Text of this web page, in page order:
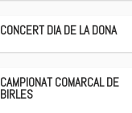
CONCERT DIA DE LA DONA
CAMPIONAT COMARCAL DE
BIRLES